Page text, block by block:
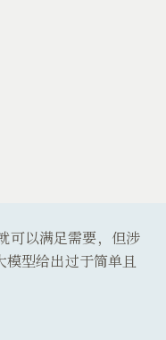
可以满足需要，但涉
型给出过于简单且